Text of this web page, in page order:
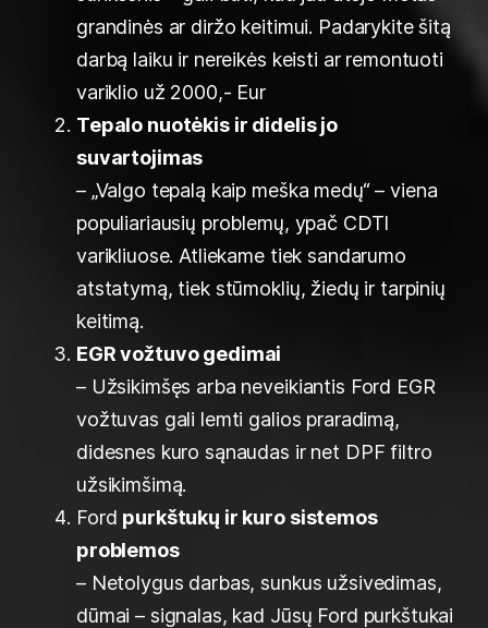
grandinės ar diržo keitimui. Padarykite šitą
darbą laiku ir nereikės keisti ar remontuoti
variklio už 2000,- Eur
Tepalo nuotėkis ir didelis jo
suvartojimas
– „Valgo tepalą kaip meška medų“ – viena
populiariausių problemų, ypač CDTI
varikliuose. Atliekame tiek sandarumo
atstatymą, tiek stūmoklių, žiedų ir tarpinių
keitimą.
EGR vožtuvo gedimai
– Užsikimšęs arba neveikiantis Ford EGR
vožtuvas gali lemti galios praradimą,
didesnes kuro sąnaudas ir net DPF filtro
užsikimšimą.
Ford purkštukų ir kuro sistemos
problemos
– Netolygus darbas, sunkus užsivedimas,
dūmai – signalas, kad Jūsų Ford purkštukai